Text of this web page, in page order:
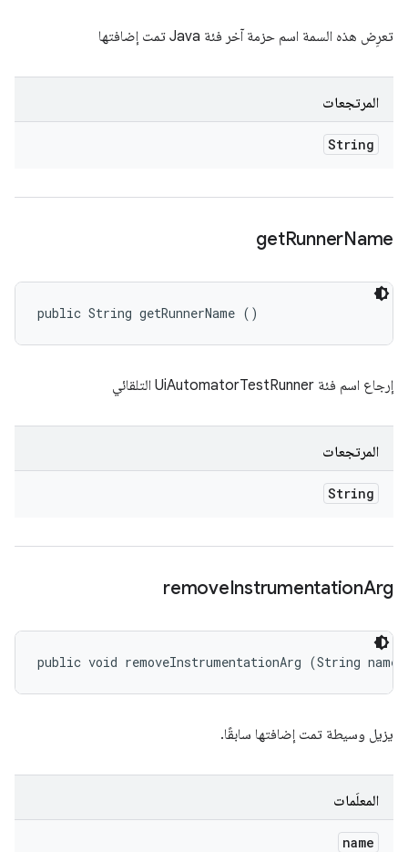
تعرِض هذه السمة اسم حزمة آخر فئة Java تمت إضافتها
المرتجعات
String
getRunnerName
public String getRunnerName ()
إرجاع اسم فئة UiAutomatorTestRunner التلقائي
المرتجعات
String
removeInstrumentationArg
public void removeInstrumentationArg (String name)
يزيل وسيطة تمت إضافتها سابقًا.
المعلَمات
name